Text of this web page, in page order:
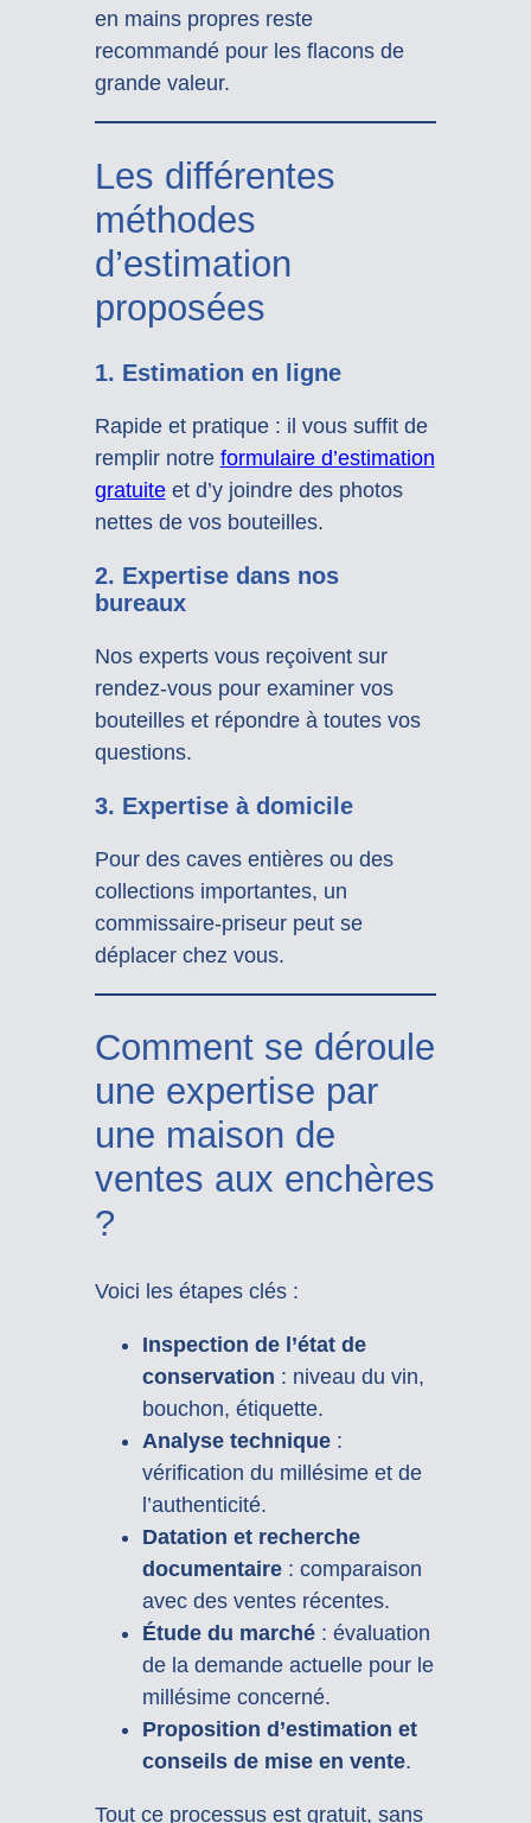
en mains propres reste
recommandé pour les flacons de
grande valeur.
Les différentes
méthodes
d’estimation
proposées
1. Estimation en ligne
Rapide et pratique : il vous suffit de
remplir notre formulaire d’estimation
gratuiteet d’y joindre des photos
nettes de vos bouteilles.
2. Expertise dans nos
bureaux
Nos experts vous reçoivent sur
rendez-vous pour examiner vos
bouteilles et répondre à toutes vos
questions.
3. Expertise à domicile
Pour des caves entières ou des
collections importantes, un
commissaire-priseur peut se
déplacer chez vous.
Comment se déroule
une expertise par
une maison de
ventes aux enchères
?
Voici les étapes clés :
Inspection de l’état de
conservation : niveau du vin,
bouchon, étiquette.
Analyse technique:
vérification du millésime et de
l’authenticité.
Datation et recherche
documentaire: comparaison
avec des ventes récentes.
Étude du marché: évaluation
de la demande actuelle pour le
millésime concerné.
Proposition d’estimation et
conseils de mise en vente.
Tout ce processus est gratuit, sans